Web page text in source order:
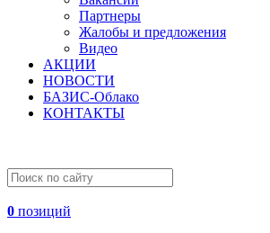
Партнеры
Жалобы и предложения
Видео
АКЦИИ
НОВОСТИ
БАЗИС-Облако
КОНТАКТЫ
0 позиций